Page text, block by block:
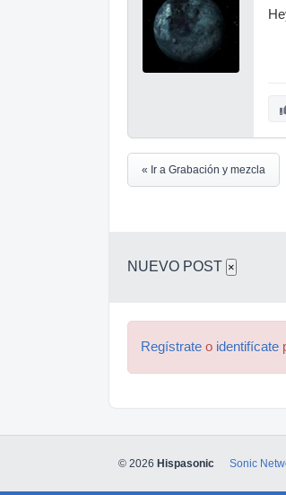
« Ir a Grabación y mezcla
NUEVO POST ×
Regístrate o identifícate
© 2026 Hispasonic Sonic